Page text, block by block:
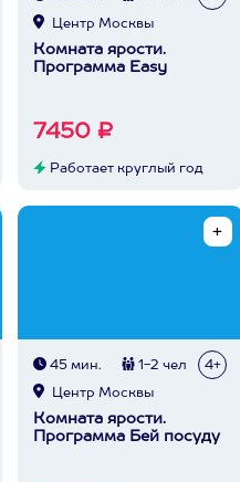
Центр Москвы
Комната ярости.
Программа Easy
7450 ₽
Работает круглый год
45 мин. 1-2 чел 4+
Центр Москвы
Комната ярости.
Программа Бей посуду